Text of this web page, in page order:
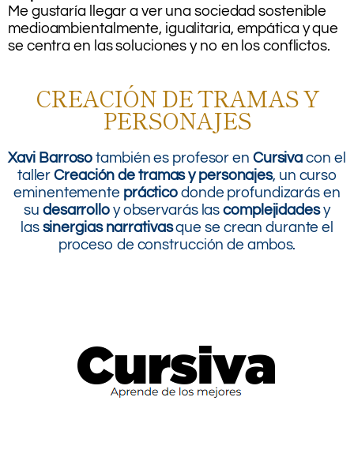
Me gustaría llegar a ver una sociedad sostenible
medioambientalmente, igualitaria, empática y que
se centra en las soluciones y no en los conflictos.
CREACIÓN DE TRAMAS Y
PERSONAJES
Xavi Barroso también es profesor en Cursiva con el
tallerCreación de tramas y personajes, un curso
eminentemente práctico donde profundizarás en
su desarrolloy observarás lascomplejidadesy
las sinergias narrativasque se crean durante el
proceso de construcción de ambos.